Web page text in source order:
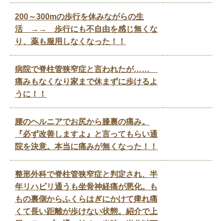
200～300mの歩行を休みながらの生
活 →→ 歩行にも不自由を感じ無くな
り、薬も服用しなくなった！！
病院で脊柱管狭窄症と言われたが……
痛みもなくなり家まで休まずに歩けるよ
うに！！
腰のヘルニアでお尻から膝裏の痛み。
『必ず改善しますよ』と言ってもらい通
院を決意。本当に痛みが無くなった！！
整形外科で脊柱管狭窄症と判定され、半
年リハビリ通うも坐骨神経痛が悪化。も
もの裏側からふくらはぎにかけて痺れ痛
くて長い距離が歩けない状態。紹介で上